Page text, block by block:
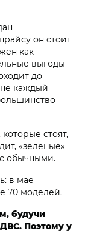
он стоит
как
выгоды
до
каждый
стоят,
«зеленые»
обычными.
в мае
70 моделей.
будучи
Поэтому у